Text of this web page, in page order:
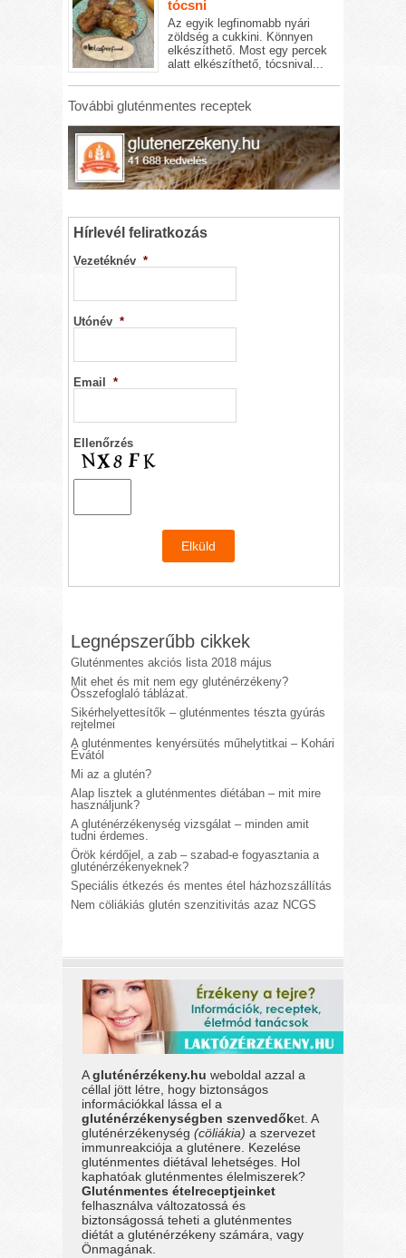
tócsni
Az egyik legfinomabb nyári
zöldség a cukkini. Könnyen
elkészíthető. Most egy percek
alatt elkészíthető, tócsnival...
További gluténmentes receptek
Hírlevél feliratkozás
Vezetéknév *
Utónév *
Email *
Ellenőrzés
Legnépszerűbb cikkek
Gluténmentes akciós lista 2018 május
Mit ehet és mit nem egy gluténérzékeny?
Összefoglaló táblázat.
Sikérhelyettesítők – gluténmentes tészta gyúrás
rejtelmei
A gluténmentes kenyérsütés műhelytitkai – Kohári
Évától
Mi az a glutén?
Alap lisztek a gluténmentes diétában – mit mire
használjunk?
A gluténérzékenység vizsgálat – minden amit
tudni érdemes.
Örök kérdőjel, a zab – szabad-e fogyasztania a
gluténérzékenyeknek?
Speciális étkezés és mentes étel házhozszállítás
Nem cöliákiás glutén szenzitivitás azaz NCGS
Agluténérzékeny.hu weboldal azzal a
céllal jött létre, hogy biztonságos
információkkal lássa el a
gluténérzékenységben szenvedőket. A
gluténérzékenység(cöliákia) a szervezet
immunreakciója a gluténere. Kezelése
gluténmentes diétával lehetséges. Hol
kaphatóak gluténmentes élelmiszerek?
Gluténmentes ételreceptjeinket
felhasználva változatossá és
biztonságossá teheti a gluténmentes
diétát a gluténérzékeny számára, vagy
Önmagának.